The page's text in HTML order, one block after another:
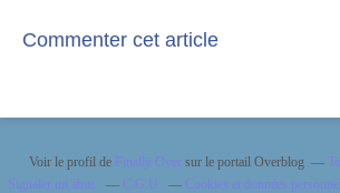
Commenter cet article
Voir le profil de Finally Oversur le portail Overblog
Signaler un abus
C.G.U. Cookies et données